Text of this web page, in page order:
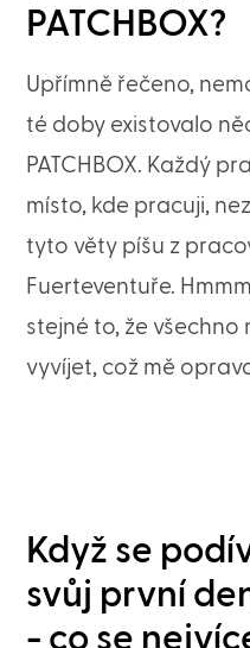
PATCHBOX?
Upřímně řečeno,
té doby existovalo
PATCHBOX. Každý
místo, kde pracuji,
tyto věty píšu z
Fuerteventuře.
stejné to, že všechno
vyvíjet, což mě
Když se
svůj první
- co se